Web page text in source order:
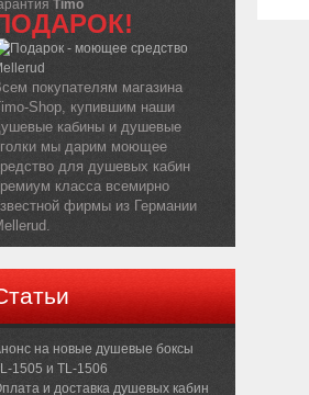
Timo
покупателям магазина
Shop, купившим наши
кабины и душевые
мы дарим моющее
для душевых кабин
класса всемирно
фирмы из Германии
на новые душевые боксы
1505 и TL-1506
и доставка душевых кабин